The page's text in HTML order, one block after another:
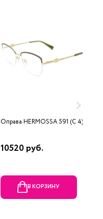
Оправа HERMOSSA 591 (C 4)
10520 руб.
В КОРЗИНУ